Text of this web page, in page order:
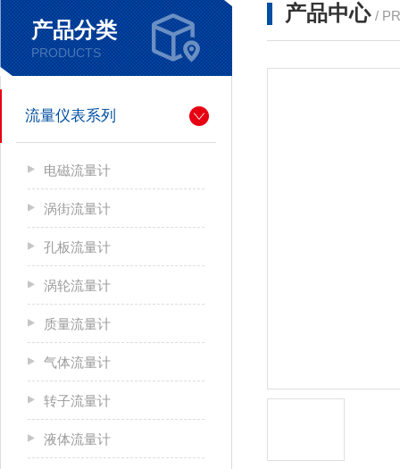
产品分类
PRODUCTS
流量仪表系列
电磁流量计
涡街流量计
孔板流量计
涡轮流量计
质量流量计
气体流量计
转子流量计
液体流量计
产品中心 /